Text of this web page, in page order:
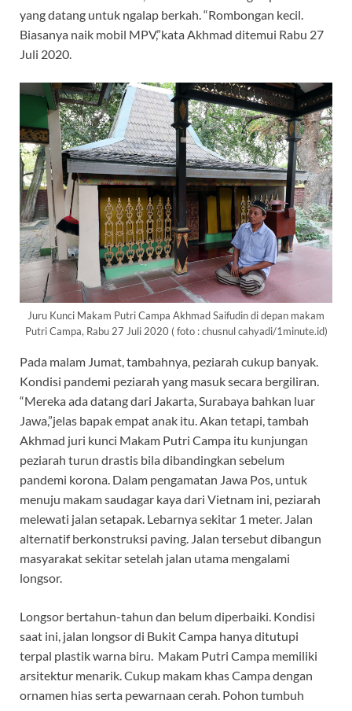
yang datang untuk ngalap berkah. “Rombongan kecil.
Biasanya naik mobil MPV,”kata Akhmad ditemui Rabu 27
Juli 2020.
Juru Kunci Makam Putri Campa Akhmad Saifudin di depan makam
Putri Campa, Rabu 27 Juli 2020 ( foto : chusnul cahyadi/1minute.id)
Pada malam Jumat, tambahnya, peziarah cukup banyak.
Kondisi pandemi peziarah yang masuk secara bergiliran.
“Mereka ada datang dari Jakarta, Surabaya bahkan luar
Jawa,”jelas bapak empat anak itu. Akan tetapi, tambah
Akhmad juri kunci Makam Putri Campa itu kunjungan
peziarah turun drastis bila dibandingkan sebelum
pandemi korona. Dalam pengamatan Jawa Pos, untuk
menuju makam saudagar kaya dari Vietnam ini, peziarah
melewati jalan setapak. Lebarnya sekitar 1 meter. Jalan
alternatif berkonstruksi paving. Jalan tersebut dibangun
masyarakat sekitar setelah jalan utama mengalami
longsor.
Longsor bertahun-tahun dan belum diperbaiki. Kondisi
saat ini, jalan longsor di Bukit Campa hanya ditutupi
terpal plastik warna biru. Makam Putri Campa memiliki
arsitektur menarik. Cukup makam khas Campa dengan
ornamen hias serta pewarnaan cerah. Pohon tumbuh